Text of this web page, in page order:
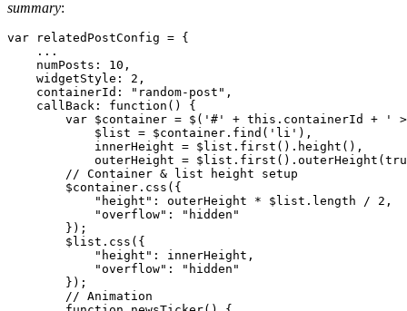
summary:
var relatedPostConfig = {
    ...
    numPosts: 10,
    widgetStyle: 2,
    containerId: "random-post",
    callBack: function() {
var $container = $('#' + this.containerId + '
            $list = $container.find('li'),
            innerHeight = $list.first().height(),
outerHeight =
        // Container & list height setup
        $container.css({
            "height": outerHeight * $list.length / 2,
            "overflow": "hidden"
        });
        $list.css({
            "height": innerHeight,
            "overflow": "hidden"
        });
        // Animation